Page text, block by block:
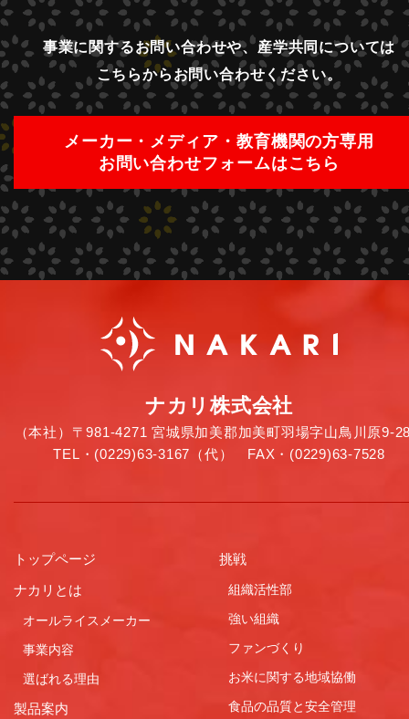
事業に関するお問い合わせや、産学共同については
こちらからお問い合わせください。
メーカー・メディア・教育機関の方専用
お問い合わせフォームはこちら
ナカリ株式会社
（本社）〒981-4271 宮城県加美郡加美町羽場字山鳥川原9-
TEL・(0229)63-3167（代） FAX・(0229)63-7528
トップページ
ナカリとは
オールライスメーカー
事業内容
選ばれる理由
製品案内
挑戦
組織活性部
強い組織
ファンづくり
お米に関する地域協働
食品の品質と安全管理